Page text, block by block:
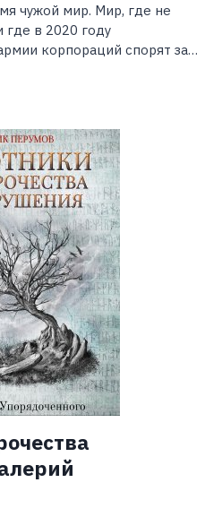
чужой мир. Мир, где не
в 2020 году
корпораций спорят за…